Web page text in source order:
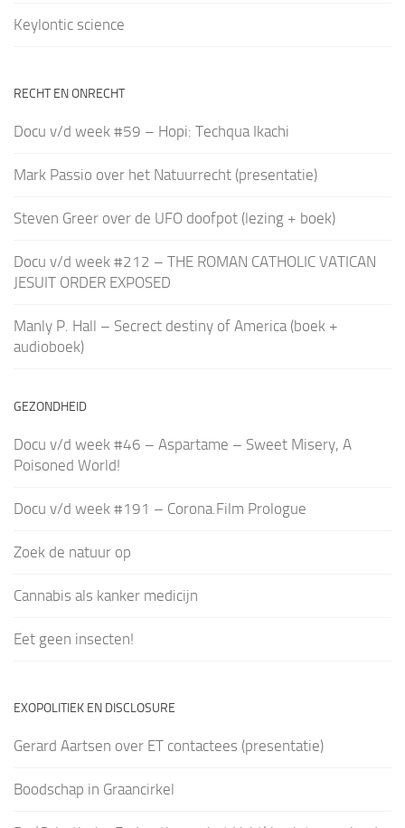
Keylontic science
RECHT EN ONRECHT
Docu v/d week #59 – Hopi: Techqua Ikachi
Mark Passio over het Natuurrecht (presentatie)
Steven Greer over de UFO doofpot (lezing + boek)
Docu v/d week #212 – THE ROMAN CATHOLIC VATICAN
JESUIT ORDER EXPOSED
Manly P. Hall – Secrect destiny of America (boek +
audioboek)
GEZONDHEID
Docu v/d week #46 – Aspartame – Sweet Misery, A
Poisoned World!
Docu v/d week #191 – Corona.Film Prologue
Zoek de natuur op
Cannabis als kanker medicijn
Eet geen insecten!
EXOPOLITIEK EN DISCLOSURE
Gerard Aartsen over ET contactees (presentatie)
Boodschap in Graancirkel